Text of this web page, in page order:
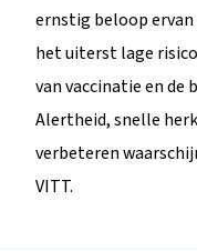
ernstig beloop
het uiterst lage
van vaccinatie en de
Alertheid, snelle
verbeteren
VITT.